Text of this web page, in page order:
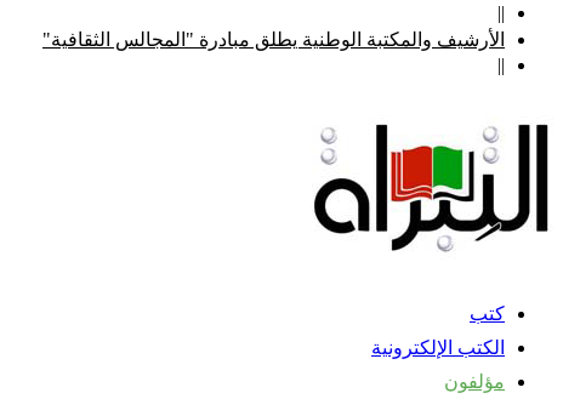
||
الأرشيف والمكتبة الوطنية يطلق مبادرة "المجالس الثقافية"
||
كتب
الكتب الإلكترونية
مؤلفون